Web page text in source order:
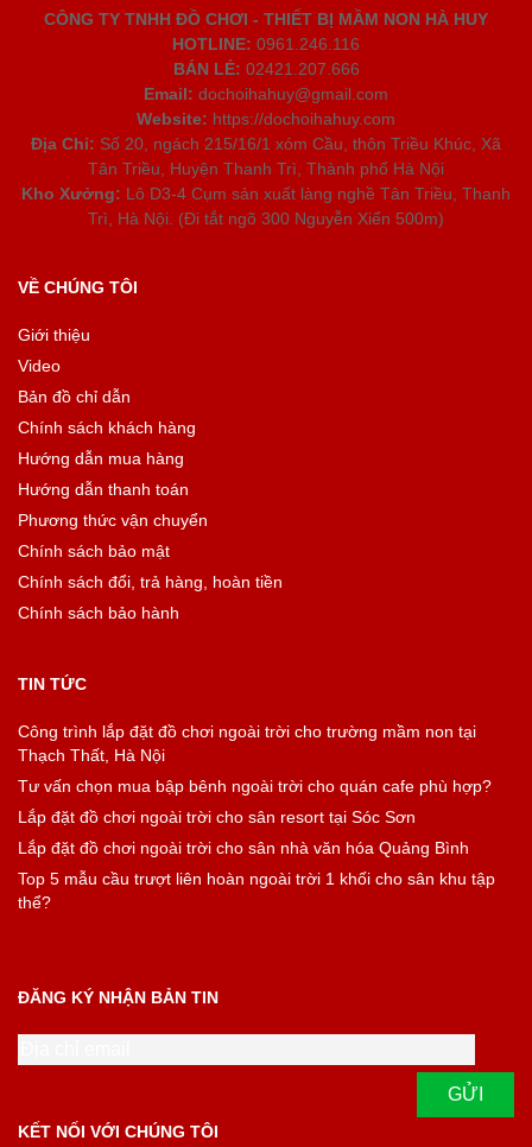
CÔNG TY TNHH ĐỒ CHƠI - THIẾT BỊ MẦM NON HÀ HUY
HOTLINE: 0961.246.116
BÁN LẺ: 02421.207.666
Email: dochoihahuy@gmail.com
Website: https://dochoihahuy.com
Địa Chỉ: Số 20, ngách 215/16/1 xóm Cầu, thôn Triều Khúc, Xã
Tân Triều, Huyện Thanh Trì, Thành phố Hà Nội
Kho Xưởng: Lô D3-4 Cụm sản xuất làng nghề Tân Triều, Thanh
Trì, Hà Nội. (Đi tắt ngõ 300 Nguyễn Xiển 500m)
VỀ CHÚNG TÔI
Giới thiệu
Video
Bản đồ chỉ dẫn
Chính sách khách hàng
Hướng dẫn mua hàng
Hướng dẫn thanh toán
Phương thức vận chuyển
Chính sách bảo mật
Chính sách đổi, trả hàng, hoàn tiền
Chính sách bảo hành
TIN TỨC
Công trình lắp đặt đồ chơi ngoài trời cho trường mầm non tại
Thạch Thất, Hà Nội
Tư vấn chọn mua bập bênh ngoài trời cho quán cafe phù hợp?
Lắp đặt đồ chơi ngoài trời cho sân resort tại Sóc Sơn
Lắp đặt đồ chơi ngoài trời cho sân nhà văn hóa Quảng Bình
Top 5 mẫu cầu trượt liên hoàn ngoài trời 1 khối cho sân khu tập
thể?
ĐĂNG KÝ NHẬN BẢN TIN
KẾT NỐI VỚI CHÚNG TÔI